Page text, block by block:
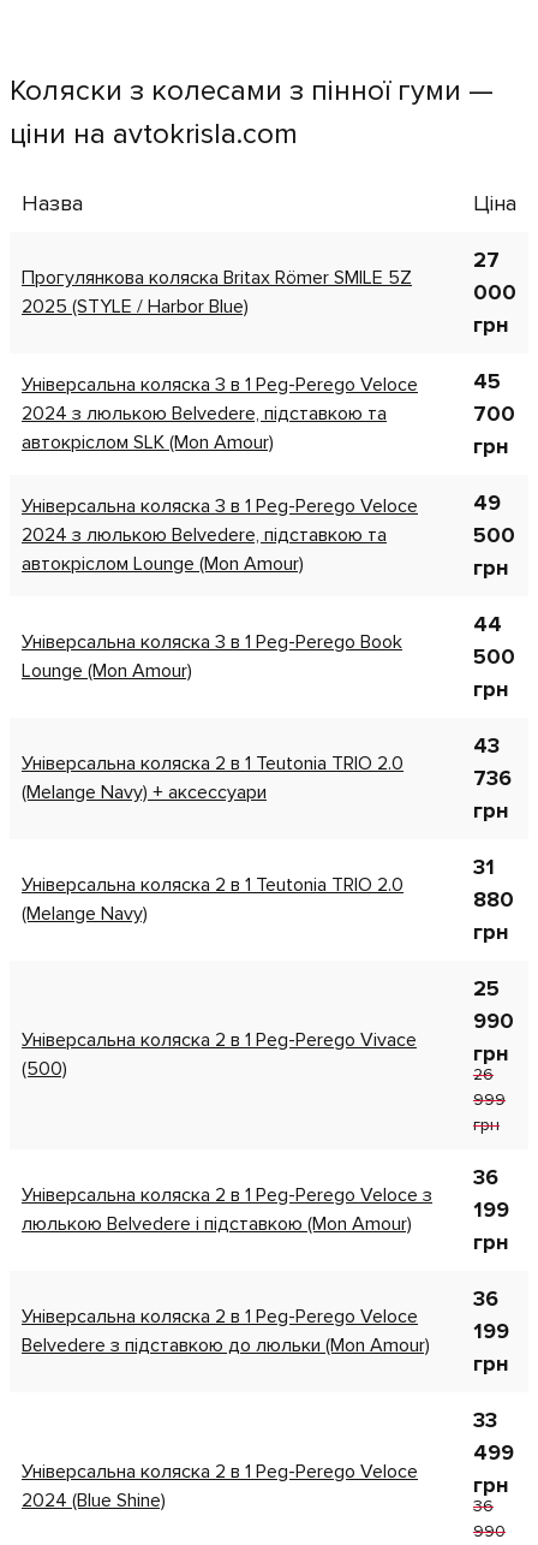
Коляски з колесами з пінної гуми —
ціни на avtokrisla.com
Назва Ціна
Прогулянкова коляска Britax Römer SMILE 5Z
2025 (STYLE / Harbor Blue)
27
000
грн
Універсальна коляска 3 в 1 Peg-Perego Veloce
2024 з люлькою Belvedere, підставкою та
автокріслом SLK (Mon Amour)
45
700
грн
Універсальна коляска 3 в 1 Peg-Perego Veloce
2024 з люлькою Belvedere, підставкою та
автокріслом Lounge (Mon Amour)
49
500
грн
Універсальна коляска 3 в 1 Peg-Perego Book
Lounge (Mon Amour)
44
500
грн
Універсальна коляска 2 в 1 Teutonia TRIO 2.0
(Melange Navy) + аксессуари
43
736
грн
Універсальна коляска 2 в 1 Teutonia TRIO 2.0
(Melange Navy)
31
880
грн
Універсальна коляска 2 в 1 Peg-Perego Vivace
(500)
25
990
грн
26
999
грн
Універсальна коляска 2 в 1 Peg-Perego Veloce з
люлькою Belvedere і підставкою (Mon Amour)
36
199
грн
Універсальна коляска 2 в 1 Peg-Perego Veloce
Belvedere з підставкою до люльки (Mon Amour)
36
199
грн
Універсальна коляска 2 в 1 Peg-Perego Veloce
2024 (Blue Shine)
33
499
грн
36
990